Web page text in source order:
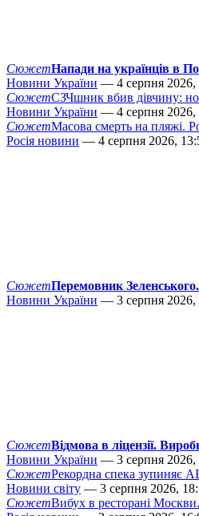
СюжетНапади на українців в
Новини України — 4 серпня 2026,
СюжетСЗЧшник вбив дівчину:
Новини України — 4 серпня 2026,
СюжетМасова смерть на пляжі.
Росія новини — 4 серпня 2026,
СюжетПеремовник
Новини України — 3 серпня 2026,
СюжетВідмова в ліцензії.
Новини України — 3 серпня 2026,
СюжетРекордна спека зупиняє
Новини світу — 3 серпня 2026,
СюжетВибух в ресторані